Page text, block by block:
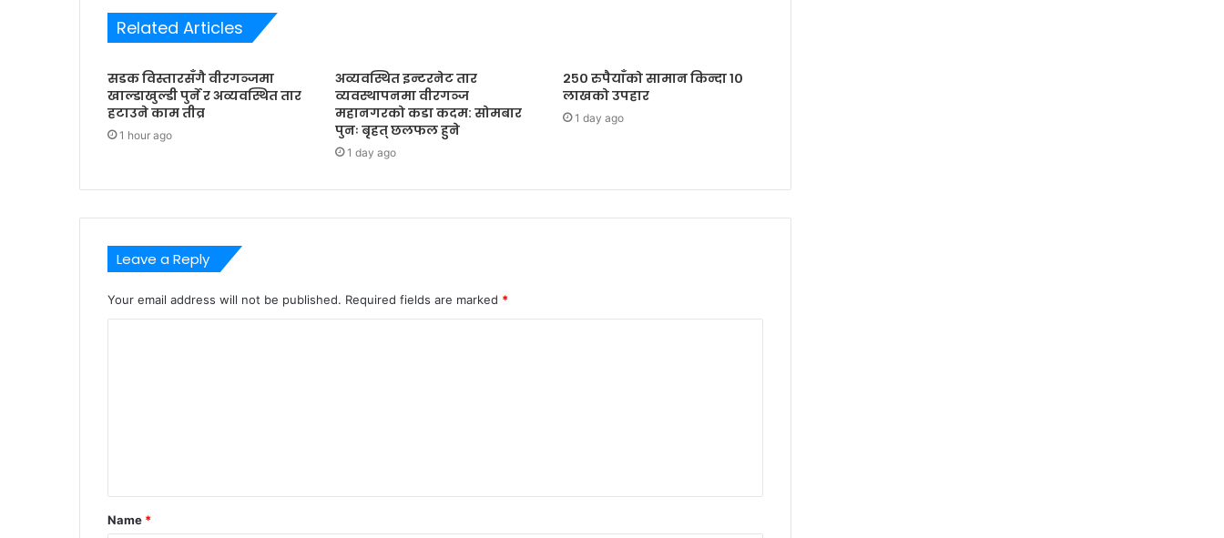
Related Articles
सडक विस्तारसँगै वीरगञ्जमा
खाल्डाखुल्डी पुर्ने र अव्यवस्थित तार
हटाउने काम तीव्र
1 hour ago
अव्यवस्थित इन्टरनेट तार
व्यवस्थापनमा वीरगञ्ज
महानगरको कडा कदम: सोमबार
पुनः बृहत् छलफल हुने
1 day ago
२५० रुपैयाँको सामान किन्दा १०
लाखको उपहार
1 day ago
Leave a Reply
Your email address will not be published. Required fields are marked *
t
*
Name *